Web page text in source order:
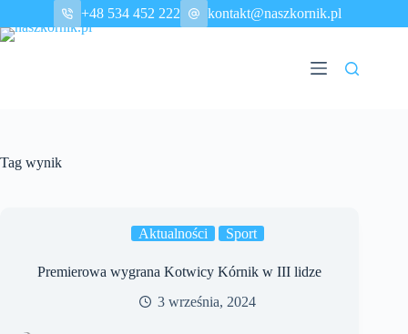
treści
+48 534 452 222 kontakt@naszkornik.pl
Tag wynik
Aktualności Sport
Premierowa wygrana Kotwicy Kórnik w III lidze
3 września, 2024